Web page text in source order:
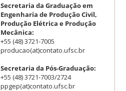
Secretaria da Graduação em
Engenharia de Produção Civil,
Produção Elétrica e Produção
Mecânica:
+55 (48) 3721-7005
producao(at)contato.ufsc.br
Secretaria da Pós-Graduação:
+55 (48) 3721-7003/2724
ppgep(at)contato.ufsc.br